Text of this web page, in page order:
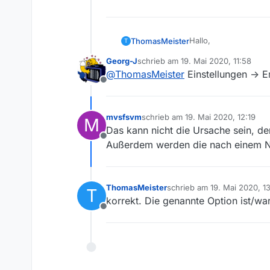
T ThomasMeisterHallo,
ich nutze seit kurzem
auch (Anzahl unten
Downloads) keine
Erst wenn ich das
das? Was mache ich
Offline
Georg-Jschrieb am 19. Mai 2020, 11:58
zuletzt editiert von
@ThomasMeister Einstellungen ->
M
Offline
mvsfsvmschrieb am 19. Mai 2020, 12:19
zuletzt editiert von
Das kann nicht die Ursache sein,
Außerdem werden die nach einem
T
Offline
ThomasMeisterschrieb am 19. Mai 2020,
zuletzt editiert von
korrekt. Die genannte Option ist/